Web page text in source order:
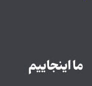
ما اینجاییم